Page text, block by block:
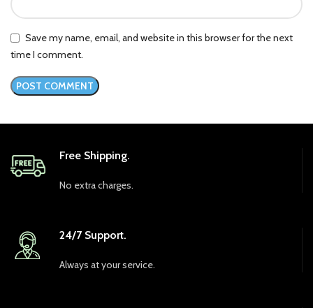
Save my name, email, and website in this browser for the next
time I comment.
Free Shipping.
No extra charges.
24/7 Support.
Always at your service.